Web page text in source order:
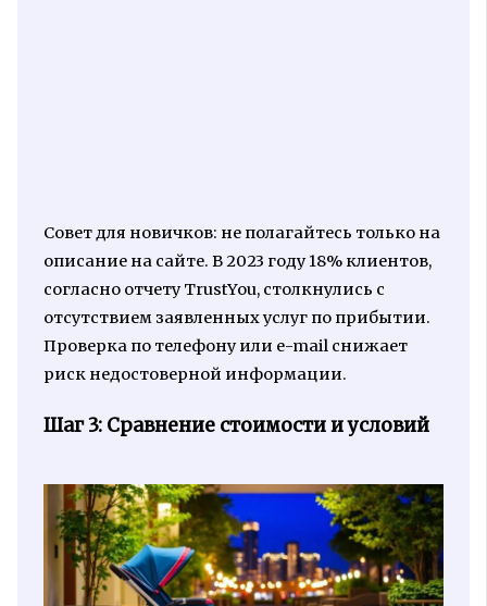
Совет для новичков: не полагайтесь только на
описание на сайте. В 2023 году 18% клиентов,
согласно отчету TrustYou, столкнулись с
отсутствием заявленных услуг по прибытии.
Проверка по телефону или e-mail снижает
риск недостоверной информации.
Шаг 3: Сравнение стоимости и условий